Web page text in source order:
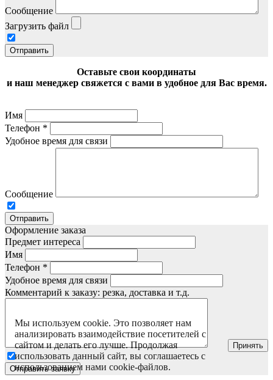
Сообщение
Загрузить файл
Отправить
Оставьте свои координаты
и наш менеджер свяжется с вами в удобное для Вас время.
Имя
Телефон *
Удобное время для связи
Сообщение
Отправить
Оформление заказа
Предмет интереса
Имя
Телефон *
Удобное время для связи
Комментарий к заказу: резка, доставка и т.д.
Отправить заявку
Мы используем cookie. Это позволяет нам
анализировать взаимодействие посетителей с
сайтом и делать его лучше. Продолжая
использовать данный сайт, вы соглашаетесь с
использованием нами cookie-файлов.
Принять